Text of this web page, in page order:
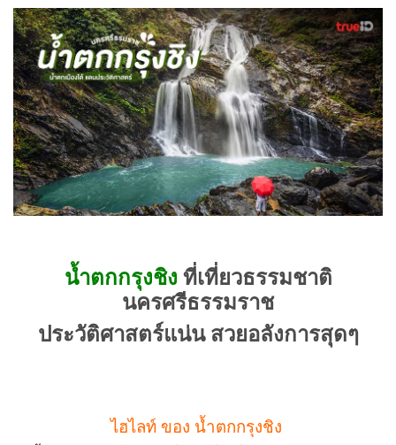
น้ำตกกรุงชิง ที่เที่ยวธรรมชาติ
นครศรีธรรมราช
ประวัติศาสตร์แน่น สวยอลังการสุดๆ
ไฮไลท์ ของ น้ำตกกรุงชิง